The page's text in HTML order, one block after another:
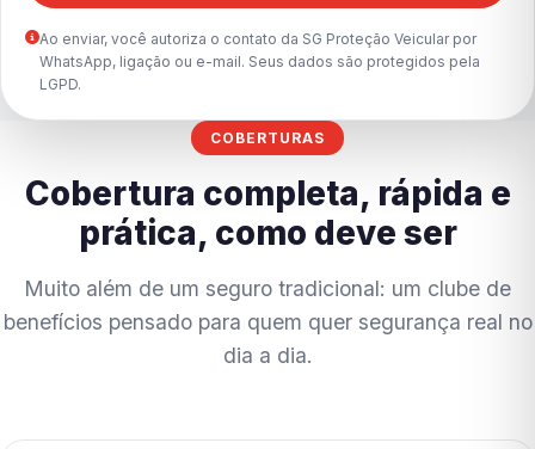
Ao enviar, você autoriza o contato da SG Proteção Veicular por
WhatsApp, ligação ou e-mail. Seus dados são protegidos pela
LGPD.
COBERTURAS
Cobertura completa, rápida e
prática, como deve ser
Muito além de um seguro tradicional: um clube de
benefícios pensado para quem quer segurança real no
dia a dia.